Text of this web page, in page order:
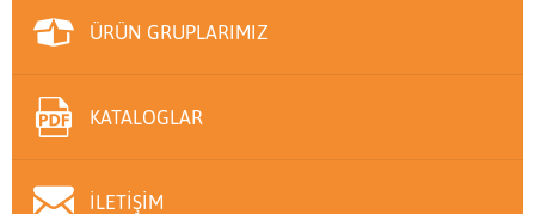
ÜRÜN GRUPLARIMIZ
KATALOGLAR
İLETİŞİM